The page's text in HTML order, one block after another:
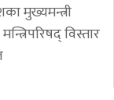
मुख्यमन्त्री
विस्तार